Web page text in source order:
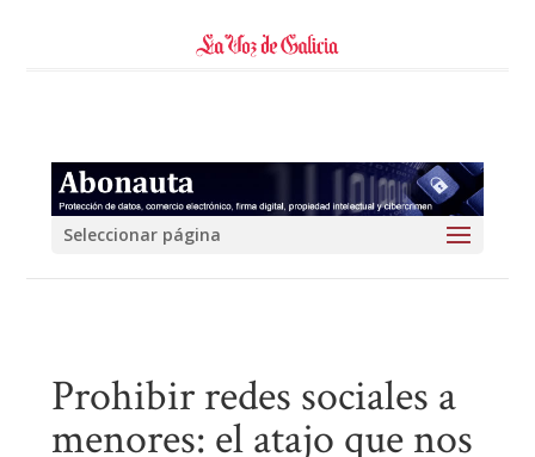
Seleccionar página
Prohibir redes sociales a
menores: el atajo que nos